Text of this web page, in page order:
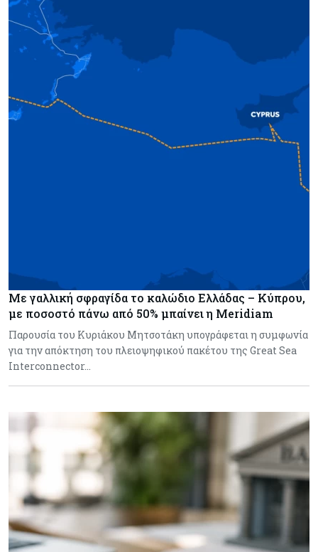
Με γαλλική σφραγίδα το καλώδιο Ελλάδας – Κύπρου,
με ποσοστό πάνω από 50% μπαίνει η Meridiam
Παρουσία του Κυριάκου Μητσοτάκη υπογράφεται η συμφωνία
για την απόκτηση του πλειοψηφικού πακέτου της Great Sea
Interconnector…